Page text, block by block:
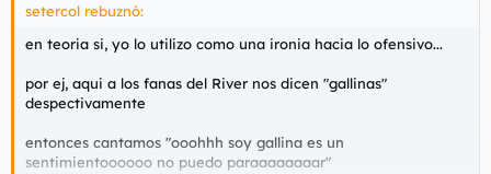
setercol rebuznó:
en teoria si, yo lo utilizo como una ironia hacia lo ofensivo...
por ej, aqui a los fanas del River nos dicen "gallinas"
despectivamente
entonces cantamos "ooohhh soy gallina es un
sentimientoooooo no puedo paraaaaaaaar"